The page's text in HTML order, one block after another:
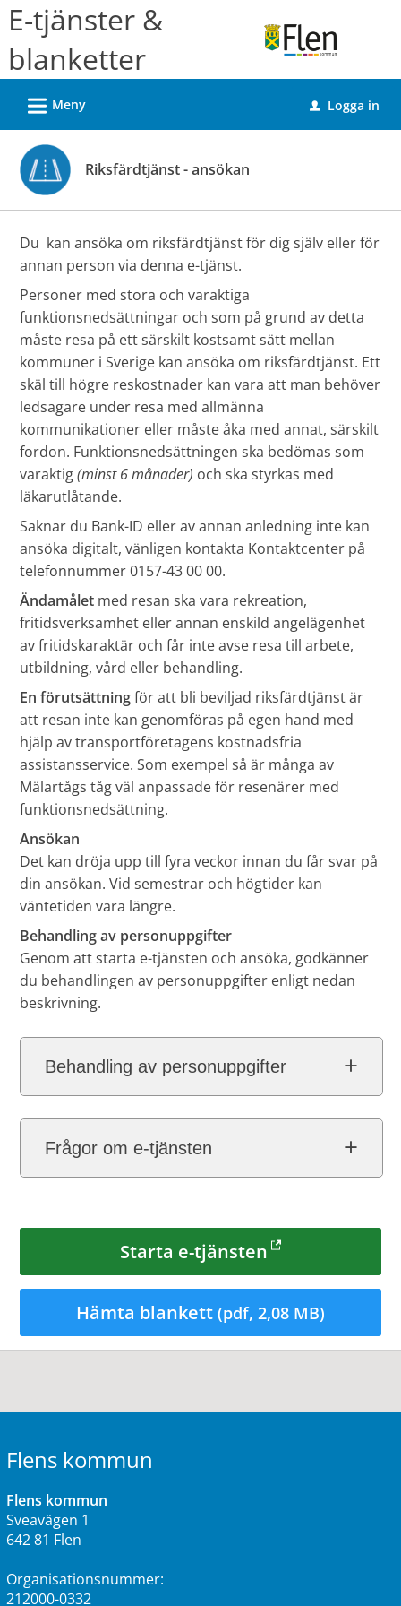
Välkommen
till
e-
tjänster
Flens
kommun
E-tjänster &
blanketter
L Meny u Logga in
Riksfärdtjänst - ansökan
Du kan ansöka om riksfärdtjänst för dig själv eller för
annan person via denna e-tjänst.
Personer med stora och varaktiga
funktionsnedsättningar och som på grund av detta
måste resa på ett särskilt kostsamt sätt mellan
kommuner i Sverige kan ansöka om riksfärdtjänst. Ett
skäl till högre reskostnader kan vara att man behöver
ledsagare under resa med allmänna
kommunikationer eller måste åka med annat, särskilt
fordon. Funktionsnedsättningen ska bedömas som
varaktig(minst 6 månader) och ska styrkas med
läkarutlåtande.
Saknar du Bank-ID eller av annan anledning inte kan
ansöka digitalt, vänligen kontakta Kontaktcenter på
telefonnummer 0157-43 00 00.
Ändamålet med resan ska vara rekreation,
fritidsverksamhet eller annan enskild angelägenhet
av fritidskaraktär och får inte avse resa till arbete,
utbildning, vård eller behandling.
En förutsättningför att bli beviljad riksfärdtjänst är
att resan inte kan genomföras på egen hand med
hjälp av transportföretagens kostnadsfria
assistansservice. Som exempel så är många av
Mälartågs tåg väl anpassade för resenärer med
funktionsnedsättning.
Ansökan
Det kan dröja upp till fyra veckor innan du får svar på
din ansökan. Vid semestrar och högtider kan
väntetiden vara längre.
Behandling av personuppgifter
Genom att starta e-tjänsten och ansöka, godkänner
du behandlingen av personuppgifter enligt nedan
beskrivning.
Behandling av personuppgifter
Frågor om e-tjänsten
Starta e-tjänsten
Hämta blankett (pdf, 2,08 MB)
Flens kommun
Flens kommun
Sveavägen 1
642 81 Flen
Organisationsnummer:
212000-0332